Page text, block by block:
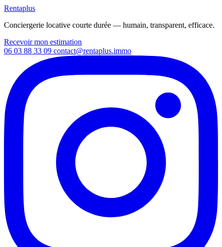
Rentaplus
Conciergerie locative courte durée — humain, transparent, efficace.
Recevoir mon estimation
06 03 88 33 09 contact@rentaplus.immo